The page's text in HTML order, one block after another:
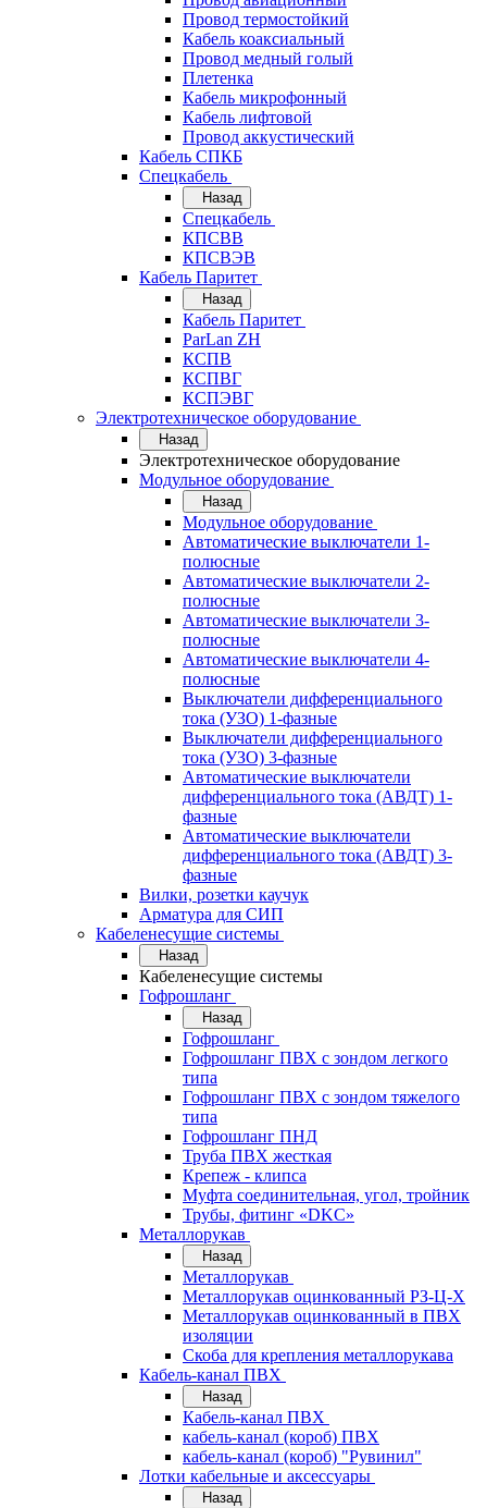
Провод термостойкий
Кабель коаксиальный
Провод медный голый
Плетенка
Кабель микрофонный
Кабель лифтовой
Провод аккустический
Кабель СПКБ
Спецкабель
Назад
Спецкабель
КПСВВ
КПСВЭВ
Кабель Паритет
Назад
Кабель Паритет
ParLan ZH
КСПВ
КСПВГ
КСПЭВГ
Электротехническое оборудование
Назад
Электротехническое оборудование
Модульное оборудование
Назад
Модульное оборудование
Автоматические выключатели 1-
полюсные
Автоматические выключатели 2-
полюсные
Автоматические выключатели 3-
полюсные
Автоматические выключатели 4-
полюсные
Выключатели дифференциального
тока (УЗО) 1-фазные
Выключатели дифференциального
тока (УЗО) 3-фазные
Автоматические выключатели
дифференциального тока (АВДТ) 1-
фазные
Автоматические выключатели
дифференциального тока (АВДТ) 3-
фазные
Вилки, розетки каучук
Арматура для СИП
Кабеленесущие системы
Назад
Кабеленесущие системы
Гофрошланг
Назад
Гофрошланг
Гофрошланг ПВХ с зондом легкого
типа
Гофрошланг ПВХ с зондом тяжелого
типа
Гофрошланг ПНД
Труба ПВХ жесткая
Крепеж - клипса
Муфта соединительная, угол, тройник
Трубы, фитинг «DKC»
Металлорукав
Назад
Металлорукав
Металлорукав оцинкованный РЗ-Ц-Х
Металлорукав оцинкованный в ПВХ
изоляции
Скоба для крепления металлорукава
Кабель-канал ПВХ
Назад
Кабель-канал ПВХ
кабель-канал (короб) ПВХ
кабель-канал (короб) "Рувинил"
Лотки кабельные и аксессуары
Назад